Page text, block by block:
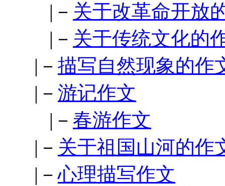
|－ 关于改革命开放
|－ 关于传统文化的
|－ 描写自然现象的作
|－ 游记作文
|－ 春游作文
|－ 关于祖国山河的作
|－心理描写作文